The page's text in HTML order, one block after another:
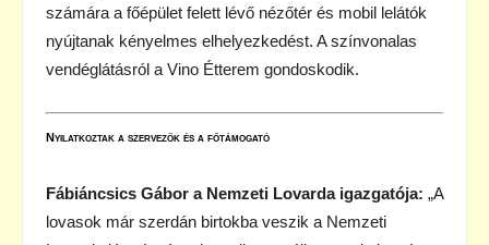
számára a főépület felett lévő nézőtér és mobil lelátók
nyújtanak kényelmes elhelyezkedést. A színvonalas
vendéglátásról a Vino Étterem gondoskodik.
Nyilatkoztak a szervezők és a főtámogató
Fábiáncsics Gábor a Nemzeti Lovarda igazgatója: „A
lovasok már szerdán birtokba veszik a Nemzeti